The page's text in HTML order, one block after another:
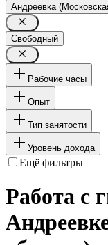
Андреевка
Свободный
Рабочие часы
Опыт
Тип занятости
Уровень дохода
Ещё фильтры
Работа с